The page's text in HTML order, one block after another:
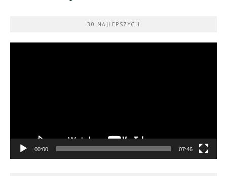
30 NAJLEPSZYCH
00:00 07:46